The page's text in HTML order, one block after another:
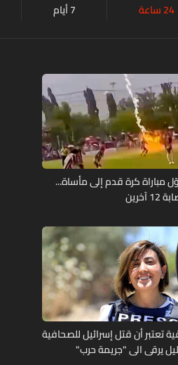
24 ساعة 7 أيام
مباراة كرة قدم إلى مأساة...
تعتبر أن قتل إسرائيل للصحافية
يرقى الى "جريمة حرب"